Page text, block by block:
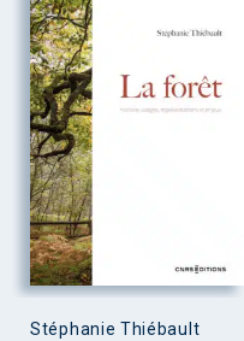
Stéphanie Thiébault